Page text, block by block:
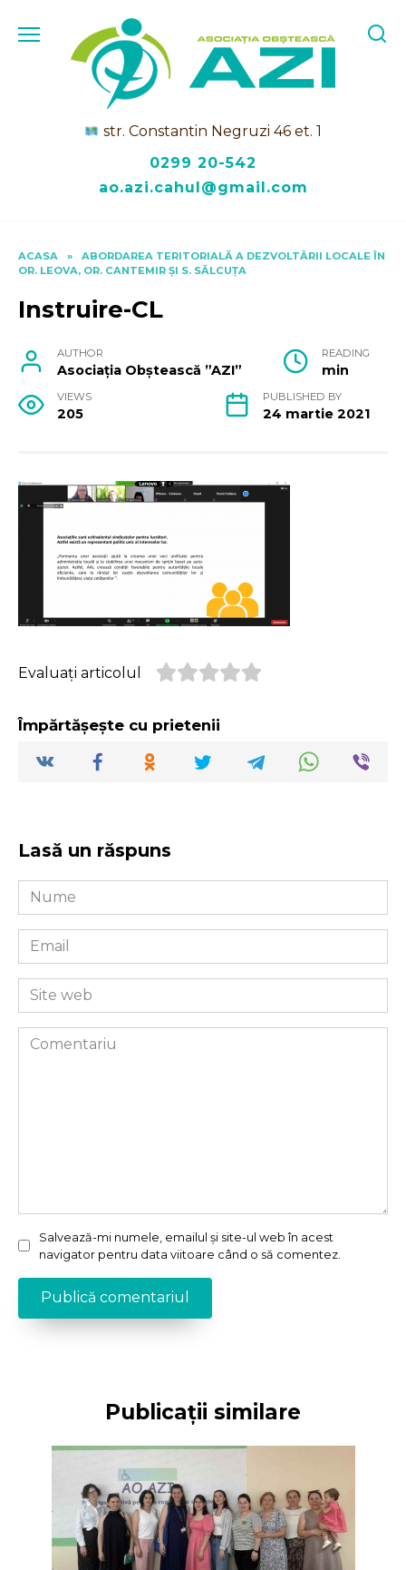
str. Constantin Negruzi 46 et. 1
0299 20-542
ao.azi.cahul@gmail.com
ACASA »
ABORDAREA TERITORIALĂ A DEZVOLTĂRII LOCALE ÎN
OR. LEOVA, OR. CANTEMIR ȘI S. SĂLCUȚA
Instruire-CL
AUTHOR
Asociația Obștească ”AZI”
READING
min
VIEWS
205
PUBLISHED BY
24 martie 2021
Evaluați articolul
Împărtășește cu prietenii
Lasă un răspuns
Nume
*
Email
*
Site
web
Comentariu
Salvează-mi numele, emailul și site-ul web în acest
navigator pentru data viitoare când o să comentez.
Publicații similare